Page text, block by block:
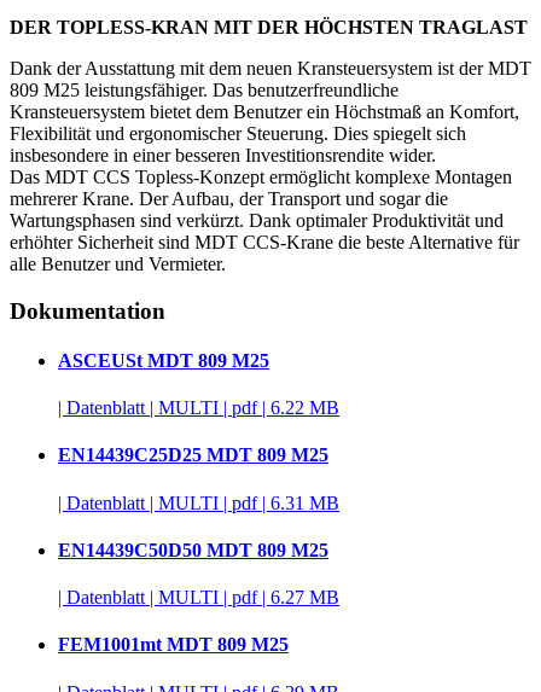
DER TOPLESS-KRAN MIT DER HÖCHSTEN TRAGLAST
Dank der Ausstattung mit dem neuen Kransteuersystem ist der MDT
809 M25 leistungsfähiger. Das benutzerfreundliche
Kransteuersystem bietet dem Benutzer ein Höchstmaß an Komfort,
Flexibilität und ergonomischer Steuerung. Dies spiegelt sich
insbesondere in einer besseren Investitionsrendite wider.
Das MDT CCS Topless-Konzept ermöglicht komplexe Montagen
mehrerer Krane. Der Aufbau, der Transport und sogar die
Wartungsphasen sind verkürzt. Dank optimaler Produktivität und
erhöhter Sicherheit sind MDT CCS-Krane die beste Alternative für
alle Benutzer und Vermieter.
Dokumentation
ASCEUSt MDT 809 M25
| Datenblatt | MULTI | pdf | 6.22 MB
EN14439C25D25 MDT 809 M25
| Datenblatt | MULTI | pdf | 6.31 MB
EN14439C50D50 MDT 809 M25
| Datenblatt | MULTI | pdf | 6.27 MB
FEM1001mt MDT 809 M25